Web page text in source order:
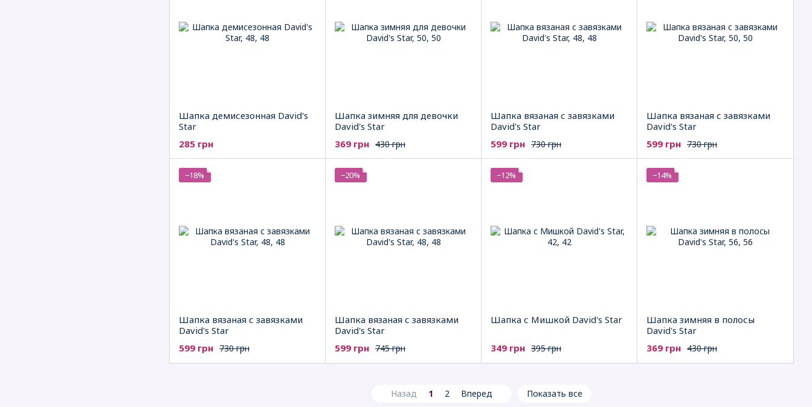
Шапка демисезонная David's
Star
285 грн
Шапка зимняя для девочки
David's Star
430 грн
369 грн
Шапка вязаная с завязками
David's Star
730 грн
599 грн
Шапка вязаная с завязками
David's Star
730 грн
599 грн
−18%
Шапка вязаная с завязками
David's Star
730 грн
599 грн
−20%
Шапка вязаная с завязками
David's Star
745 грн
599 грн
−12%
Шапка с Мишкой David's Star
395 грн
349 грн
−14%
Шапка зимняя в полосы
David's Star
430 грн
369 грн
Назад 1 2 Вперед Показать все